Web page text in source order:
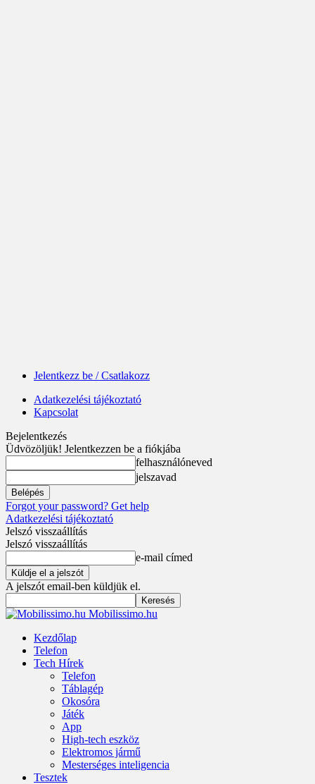
Jelentkezz be / Csatlakozz
Adatkezelési tájékoztató
Kapcsolat
Bejelentkezés
Üdvözöljük! Jelentkezzen be a fiókjába
felhasználóneved
jelszavad
Forgot your password? Get help
Adatkezelési tájékoztató
Jelszó visszaállítás
Jelszó visszaállítás
e-mail címed
A jelszót email-ben küldjük el.
Mobilissimo.hu
Kezdőlap
Telefon
Tech Hírek
Telefon
Táblagép
Okosóra
Játék
App
High-tech eszköz
Elektromos jármű
Mesterséges inteligencia
Tesztek